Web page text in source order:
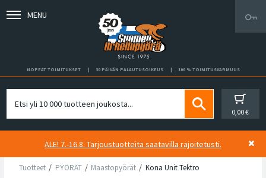
MENU
NOPEAT TOIMITUKSET 30 PÄIVÄN PALAUTUSOIKEUS 100 % TOIMITUSVARMUUS
0,00 €
ALE! 7.-16.8. Tarjoustuotteita saatavilla rajoitetusti.
Tuotteet PYÖRÄT Maastopyörät Kona Unit Tektro